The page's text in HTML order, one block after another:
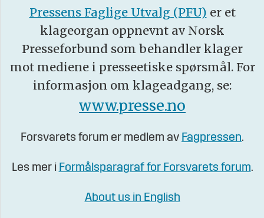
Pressens Faglige Utvalg (PFU) er et
klageorgan oppnevnt av Norsk
Presseforbund som behandler klager
mot mediene i presseetiske spørsmål. For
informasjon om klageadgang, se:
www.presse.no
Forsvarets forum er medlem av Fagpressen.
Les mer i Formålsparagraf for Forsvarets forum.
About us in English